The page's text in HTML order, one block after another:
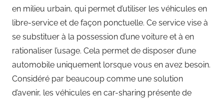
en milieu urbain, qui permet d’utiliser les véhicules en
libre-service et de façon ponctuelle. Ce service vise à
se substituer à la possession d’une voiture et à en
rationaliser l’usage. Cela permet de disposer d’une
automobile uniquement lorsque vous en avez besoin.
Considéré par beaucoup comme une solution
d’avenir, les véhicules en car-sharing présente de